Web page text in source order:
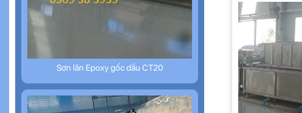
Sơn lăn Epoxy gốc dầu CT20